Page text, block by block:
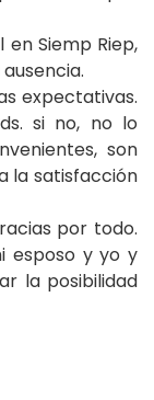
en Siemp Riep,
expectativas.
si no, no lo
son
la satisfacción
por todo.
esposo y yo y
la posibilidad